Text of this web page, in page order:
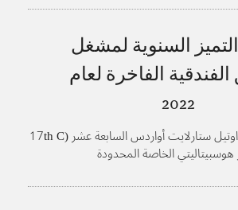
السنوية لمشغل
الفاخرة لعام
2022
بواسطة جائزة تشينا اوتيل ستارلايت أواردس السابعة عشر (17th C
hina Hotel Starlight
هوسبيتاليتي الخاصة المحدودة